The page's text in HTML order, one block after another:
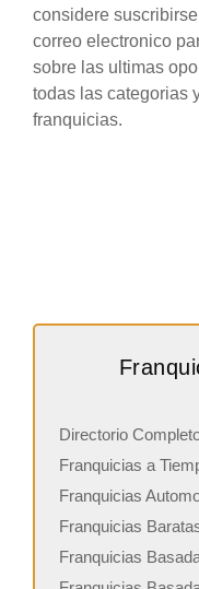
considere
correo electronico
sobre las ultimas
todas las categorias
franquicias.
Directorio
Franquicias a
Franquicias
Franquicias
Franquicias